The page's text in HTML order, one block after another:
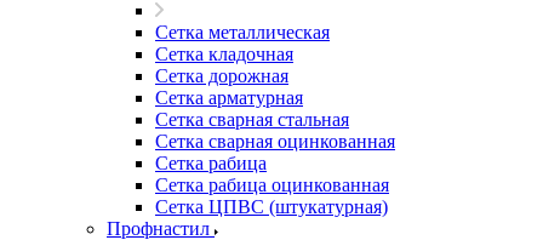
Сетка металлическая
Сетка кладочная
Сетка дорожная
Сетка арматурная
Сетка сварная стальная
Сетка сварная оцинкованная
Сетка рабица
Сетка рабица оцинкованная
Сетка ЦПВС (штукатурная)
Профнастил